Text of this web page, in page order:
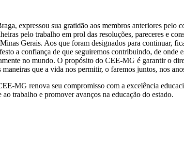
expressou sua gratidão aos membros anteriores pelo
pelo trabalho em prol das resoluções, pareceres e
Gerais. Aos que foram designados para continuar,
a confiança de que seguiremos contribuindo, de
no mundo. O propósito do CEE-MG é garantir o
que a vida nos permitir, o faremos juntos, nos
MG renova seu compromisso com a excelência
trabalho e promover avanços na educação do estado.